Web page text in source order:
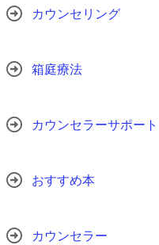
カウンセリング
箱庭療法
カウンセラーサポート
おすすめ本
カウンセラー